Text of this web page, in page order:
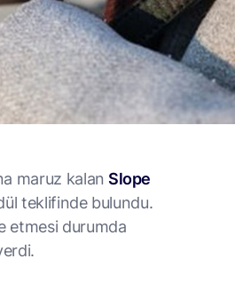
maruz kalanSlope
teklifinde bulundu.
etmesi durumda